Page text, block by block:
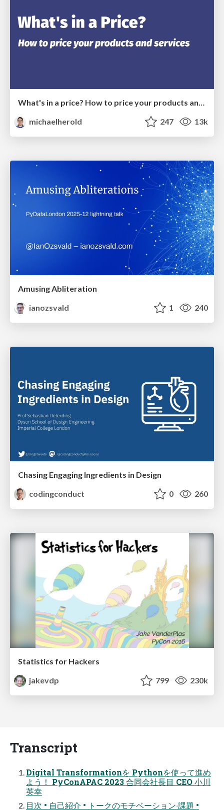
michaelherold
247 13k
Amusing Abliteration
ianozsvald
1 240
Chasing Engaging Ingredients in Design
codingconduct
0 260
Statistics for Hackers
jakevdp
799 230k
Transcript
Digital Transformationを Pythonを使って進め
よう！ PyConAPAC 2023 合同会社⻑⽬ CEO ⼩川
英幸
⽬次 • ⾃⼰紹介 • トークのモチベーション‧課題 •